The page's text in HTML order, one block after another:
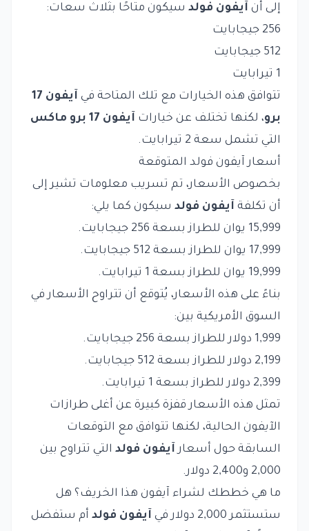
إلى أن آيفون فولد سيكون متاحًا بثلاث سعات:
256 جيجابايت
512 جيجابايت
1 تيرابايت
تتوافق هذه الخيارات مع تلك المتاحة في
آيفون 17
برو، لكنها تختلف عن خيارات آيفون 17 برو ماكس
التي تشمل سعة 2 تيرابايت.
أسعار آيفون فولد المتوقعة
بخصوص الأسعار، تم تسريب معلومات تشير إلى
أن تكلفة آيفون فولد سيكون كما يلي:
15,999 يوان للطراز بسعة 256 جيجابايت.
17,999 يوان للطراز بسعة 512 جيجابايت.
19,999 يوان للطراز بسعة 1 تيرابايت.
بناءً على هذه الأسعار، يُتوقع أن تتراوح الأسعار في
السوق الأمريكية بين:
1,999 دولار للطراز بسعة 256 جيجابايت.
2,199 دولار للطراز بسعة 512 جيجابايت.
2,399 دولار للطراز بسعة 1 تيرابايت.
تمثل هذه الأسعار قفزة كبيرة عن أغلى طرازات
الآيفون الحالية، لكنها تتوافق مع التوقعات
السابقة حول أسعارآيفون فولد التي تتراوح بين
2,000 و2,400 دولار.
ما هي خططك لشراء آيفون هذا الخريف؟ هل
ستستثمر 2,000 دولار في
آيفون فولد أم ستفضل